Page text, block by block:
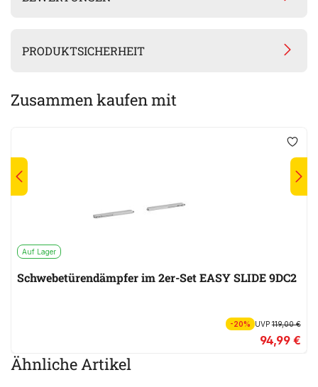
PRODUKTSICHERHEIT
Zusammen kaufen mit
Auf Lager
Schwebetürendämpfer im 2er-Set EASY SLIDE 9DC2
-20% UVP119,00 €
94,99 €
Ähnliche Artikel